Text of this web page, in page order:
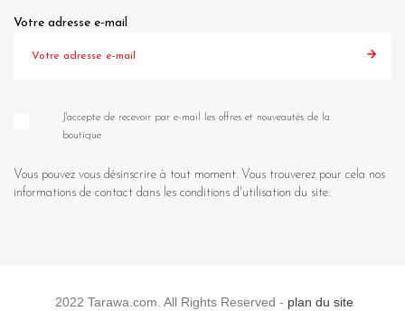
Votre adresse e-mail
J'accepte de recevoir par e-mail les offres et nouveautés de la
boutique
Vous pouvez vous désinscrire à tout moment. Vous trouverez pour cela nos
informations de contact dans les conditions d'utilisation du site.
2022 Tarawa.com. All Rights Reserved - plan du site